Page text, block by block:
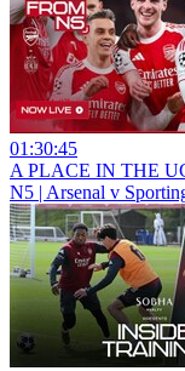
01:30:45
A PLACE IN THE
N5 | Arsenal v